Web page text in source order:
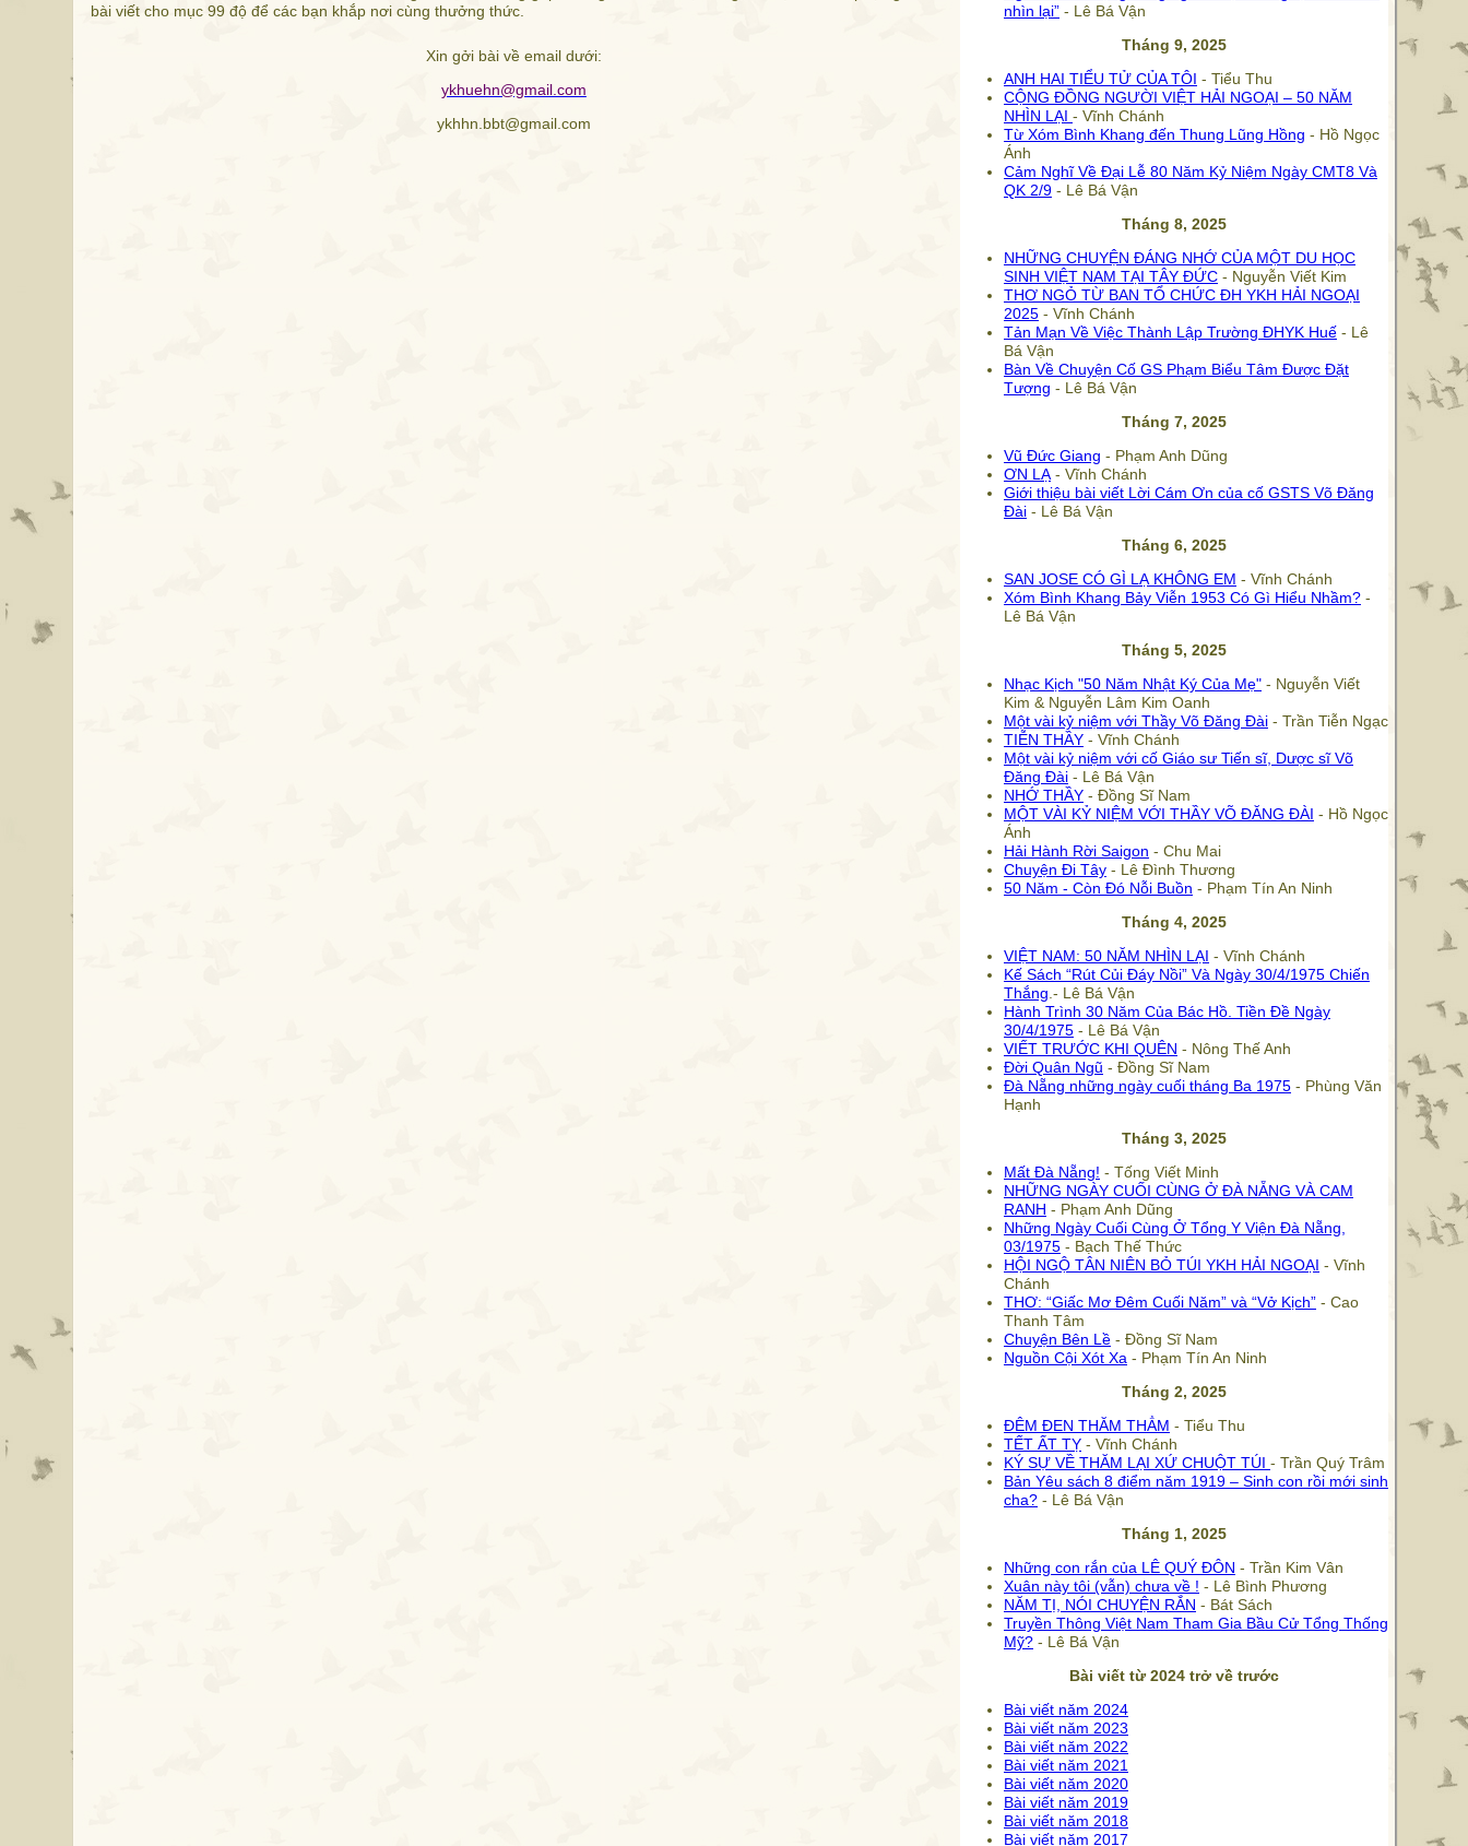
bài viết cho mục 99 độ để các bạn khắp nơi cùng thưởng thức.
Xin gởi bài về email dưới:
ykhuehn@gmail.com
ykhhn.bbt@gmail.com
nhìn lại”- Lê Bá Vận
Tháng 9, 2025
ANH HAI TIỂU TỬ CỦA TÔI - Tiểu Thu
CỘNG ĐỒNG NGƯỜI VIỆT HẢI NGOẠI – 50 NĂM
NHÌN LẠI - Vĩnh Chánh
Từ Xóm Bình Khang đến Thung Lũng Hồng - Hồ Ngọc
Ánh
Cảm Nghĩ Về Đại Lễ 80 Năm Kỷ Niệm Ngày CMT8 Và
QK 2/9- Lê Bá Vận
Tháng 8, 2025
NHỮNG CHUYỆN ĐÁNG NHỚ CỦA MỘT DU HỌC
SINH VIỆT NAM TẠI TÂY ĐỨC- Nguyễn Viết Kim
THƠ NGỎ TỪ BAN TỔ CHỨC ĐH YKH HẢI NGOẠI
2025- Vĩnh Chánh
Tản Mạn Về Việc Thành Lập Trường ĐHYK Huế- Lê
Bá Vận
Bàn Về Chuyện Cố GS Phạm Biểu Tâm Được Đặt
Tượng - Lê Bá Vận
Tháng 7, 2025
Vũ Đức Giang - Phạm Anh Dũng
ƠN LẠ- Vĩnh Chánh
Giới thiệu bài viết Lời Cám Ơn của cố GSTS Võ Đăng
Đài- Lê Bá Vận
Tháng 6, 2025
SAN JOSE CÓ GÌ LẠ KHÔNG EM - Vĩnh Chánh
Xóm Bình Khang Bảy Viễn 1953 Có Gì Hiểu Nhầm?-
Lê Bá Vận
Tháng 5, 2025
Nhạc Kịch "50 Năm Nhật Ký Của Mẹ"- Nguyễn Viết
Kim & Nguyễn Lâm Kim Oanh
Một vài kỷ niệm với Thầy Võ Đăng Đài- Trần Tiễn Ngạc
TIỄN THẦY- Vĩnh Chánh
Một vài kỷ niệm với cố Giáo sư Tiến sĩ, Dược sĩ Võ
Đăng Đài- Lê Bá Vận
NHỚ THẦY- Đồng Sĩ Nam
MỘT VÀI KỶ NIỆM VỚI THẦY VÕ ĐĂNG ĐÀI - Hồ Ngọc
Ánh
Hải Hành Rời Saigon - Chu Mai
Chuyện Đi Tây- Lê Đình Thương
50 Năm - Còn Đó Nỗi Buồn - Phạm Tín An Ninh
Tháng 4, 2025
VIỆT NAM: 50 NĂM NHÌN LẠI - Vĩnh Chánh
Kế Sách “Rút Củi Đáy Nồi” Và Ngày 30/4/1975 Chiến
Thắng.- Lê Bá Vận
Hành Trình 30 Năm Của Bác Hồ. Tiền Đề Ngày
30/4/1975- Lê Bá Vận
VIẾT TRƯỚC KHI QUÊN - Nông Thế Anh
Đời Quân Ngũ - Đồng Sĩ Nam
Đà Nẵng những ngày cuối tháng Ba 1975- Phùng Văn
Hạnh
Tháng 3, 2025
Mất Đà Nẵng! - Tống Viết Minh
NHỮNG NGÀY CUỐI CÙNG Ở ĐÀ NẴNG VÀ CAM
RANH - Phạm Anh Dũng
Những Ngày Cuối Cùng Ở Tổng Y Viện Đà Nẵng,
03/1975- Bạch Thế Thức
HỘI NGỘ TÂN NIÊN BỎ TÚI YKH HẢI NGOẠI - Vĩnh
Chánh
THƠ: “Giấc Mơ Đêm Cuối Năm” và “Vở Kịch”- Cao
Thanh Tâm
Chuyện Bên Lề- Đồng Sĩ Nam
Nguồn Cội Xót Xa- Phạm Tín An Ninh
Tháng 2, 2025
ĐÊM ĐEN THĂM THẲM - Tiểu Thu
TẾT ẤT TỴ- Vĩnh Chánh
KÝ SỰ VỀ THĂM LẠI XỨ CHUỘT TÚI - Trần Quý Trâm
Bản Yêu sách 8 điểm năm 1919 – Sinh con rồi mới sinh
cha?- Lê Bá Vận
Tháng 1, 2025
Những con rắn của LÊ QUÝ ĐÔN - Trần Kim Vân
Xuân này tôi (vẫn) chưa về ! - Lê Bình Phương
NĂM TỊ, NÓI CHUYỆN RẮN - Bát Sách
Truyền Thông Việt Nam Tham Gia Bầu Cử Tổng Thống
Mỹ?- Lê Bá Vận
Bài viết từ 2024 trở về trước
Bài viết năm 2024
Bài viết năm 2023
Bài viết năm 2022
Bài viết năm 2021
Bài viết năm 2020
Bài viết năm 2019
Bài viết năm 2018
Bài viết năm 2017